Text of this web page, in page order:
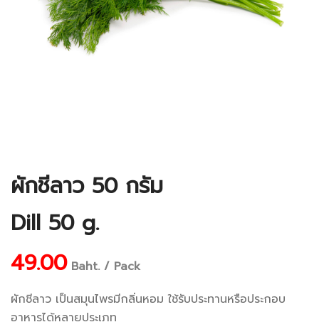
ผักชีลาว 50 กรัม
Dill 50 g.
49.00Baht. / Pack
ผักชีลาว เป็นสมุนไพรมีกลิ่นหอม ใช้รับประทานหรือประกอบ
อาหารได้หลายประเภท